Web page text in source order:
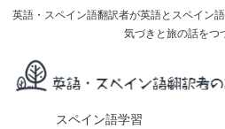
英語・スペイン語翻訳者が英語とスペイン
気づきと旅の話をつ
スペイン語学習